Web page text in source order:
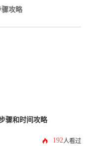
攻略
骤和时间攻略
192人看过